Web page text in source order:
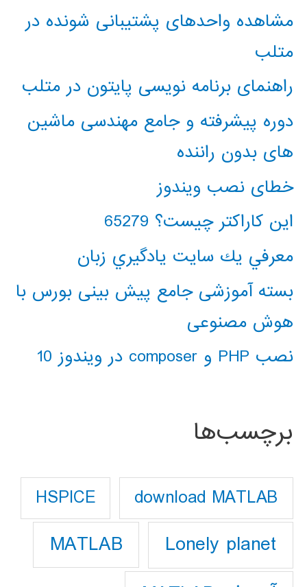
مشاهده واحدهای پشتیبانی شونده در
متلب
راهنمای برنامه نویسی پایتون در متلب
دوره پیشرفته و جامع مهندسی ماشین
های بدون راننده
خطای نصب ویندوز
این کاراکتر چیست؟ 65279
معرفي يك سايت يادگيري زبان
بسته آموزشی جامع پیش بینی بورس با
هوش مصنوعی
نصب PHP و composer در ویندوز 10
برچسب‌ها
download MATLAB
HSPICE
Lonely planet
MATLAB